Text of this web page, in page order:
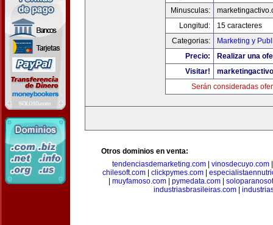
Minusculas:
Longitud:
15 caracteres
Categorias:
Marketing y
Precio:
Realizar una
Visitar!
Serán consideradas
Otros dominios en venta:
tendenciasdemarketing.com| vinosdecuyo.com
chilesoft.com
clickpymes.com
muyfamoso.com pymedata.com
industriasbrasileiras.com